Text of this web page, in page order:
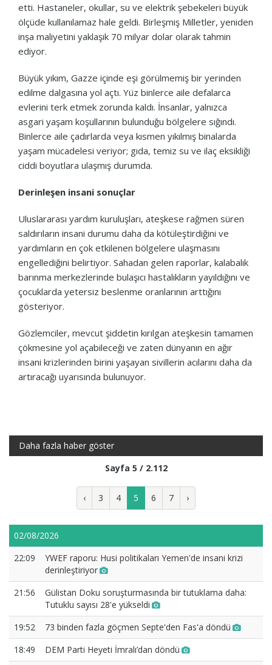
etti. Hastaneler, okullar, su ve elektrik şebekeleri büyük
ölçüde kullanılamaz hale geldi. Birleşmiş Milletler, yeniden
inşa maliyetini yaklaşık 70 milyar dolar olarak tahmin
ediyor.
Büyük yıkım, Gazze içinde eşi görülmemiş bir yerinden
edilme dalgasına yol açtı. Yüz binlerce aile defalarca
evlerini terk etmek zorunda kaldı. İnsanlar, yalnızca
asgari yaşam koşullarının bulunduğu bölgelere sığındı.
Binlerce aile çadırlarda veya kısmen yıkılmış binalarda
yaşam mücadelesi veriyor; gıda, temiz su ve ilaç eksikliği
ciddi boyutlara ulaşmış durumda.
Derinleşen insani sonuçlar
Uluslararası yardım kuruluşları, ateşkese rağmen süren
saldırıların insani durumu daha da kötüleştirdiğini ve
yardımların en çok etkilenen bölgelere ulaşmasını
engellediğini belirtiyor. Sahadan gelen raporlar, kalabalık
barınma merkezlerinde bulaşıcı hastalıkların yayıldığını ve
çocuklarda yetersiz beslenme oranlarının arttığını
gösteriyor.
Gözlemciler, mevcut şiddetin kırılgan ateşkesin tamamen
çökmesine yol açabileceği ve zaten dünyanın en ağır
insani krizlerinden birini yaşayan sivillerin acılarını daha da
artıracağı uyarısında bulunuyor.
Daha fazla haber göster
Sayfa 5 / 2.112
‹ 3 4 5 6 7 ›
02/08/2026
22:09
YWEF raporu: Husi politikaları Yemen'de insani krizi
derinleştiriyor
21:56
Gülistan Doku soruşturmasında bir tutuklama daha:
Tutuklu sayısı 28'e yükseldi
19:52
73 binden fazla göçmen Septe'den Fas'a döndü
18:49
DEM Parti Heyeti İmralı’dan döndü